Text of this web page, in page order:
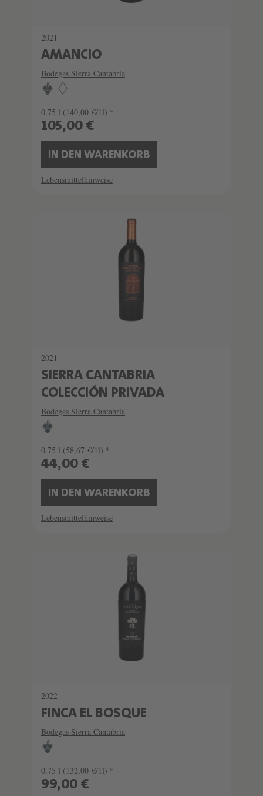
2021
AMANCIO
Bodegas Sierra Cantabria
0.75 l (140,00 €/1l) *
105,00 €
IN DEN WARENKORB
Lebensmittelhinweise
2021
SIERRA CANTABRIA
COLECCIÓN PRIVADA
Bodegas Sierra Cantabria
0.75 l (58,67 €/1l) *
44,00 €
IN DEN WARENKORB
Lebensmittelhinweise
2022
FINCA EL BOSQUE
Bodegas Sierra Cantabria
0.75 l (132,00 €/1l) *
99,00 €